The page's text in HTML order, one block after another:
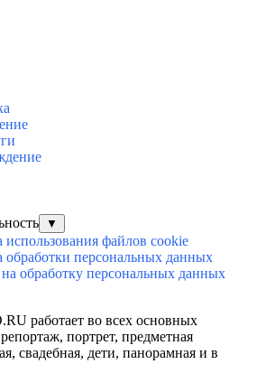
▼
файлов cookie
обработки персональных данных
обработку персональных данных
работает во всех основных
портрет, предметная
свадебная, дети, панорамная и в